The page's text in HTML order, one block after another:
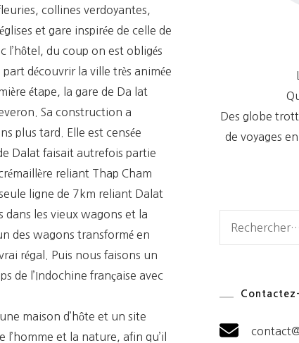
collines verdoyantes,
et gare inspirée de celle de
l’hôtel, du coup on est obligés
découvrir la ville très animée
étape, la gare de Da lat
Sa construction a
plus tard. Elle est censée
Dalat faisait autrefois partie
reliant Thap Cham
ligne de 7km reliant Dalat
les vieux wagons et la
des wagons transformé en
régal. Puis nous faisons un
de l’Indochine française avec
maison d’hôte et un site
et la nature, afin qu’il
Des globe
de voyages